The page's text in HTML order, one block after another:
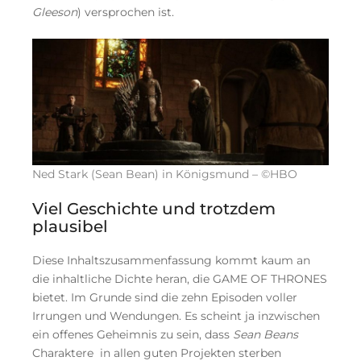
Gleeson) versprochen ist.
Ned Stark (Sean Bean) in Königsmund – ©HBO
Viel Geschichte und trotzdem
plausibel
Diese Inhaltszusammenfassung kommt kaum an
die inhaltliche Dichte heran, die GAME OF THRONES
bietet. Im Grunde sind die zehn Episoden voller
Irrungen und Wendungen. Es scheint ja inzwischen
ein offenes Geheimnis zu sein, dass Sean Beans
Charaktere in allen guten Projekten sterben